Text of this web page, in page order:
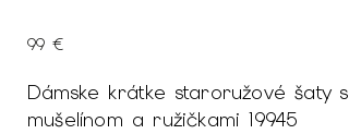
Dámske krátke staroružové šaty s
mušelínom a ružičkami 19945
99 €